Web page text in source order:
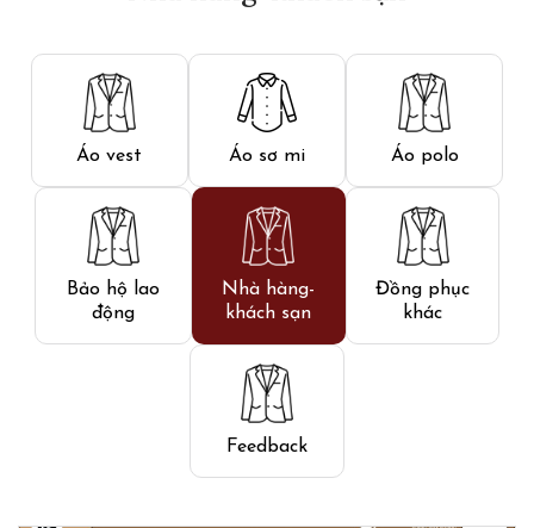
Áo vest Áo sơ mi Áo polo
Bảo hộ lao
động
Nhà hàng-
khách sạn
Đồng phục
khác
Feedback